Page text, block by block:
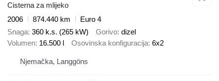
Cisterna za mlijeko
2006
874.440 km
Euro 4
Snaga 360 k.s. (265 kW) Gorivo dizel
Volumen 16.500 l Osovinska konfiguracija 6x2
Njemačka, Langgöns